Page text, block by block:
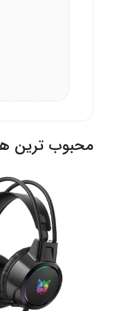
رنگ
استفاده
طراحی مدرن:
جذابیت
تناسب با
محبوب ترین